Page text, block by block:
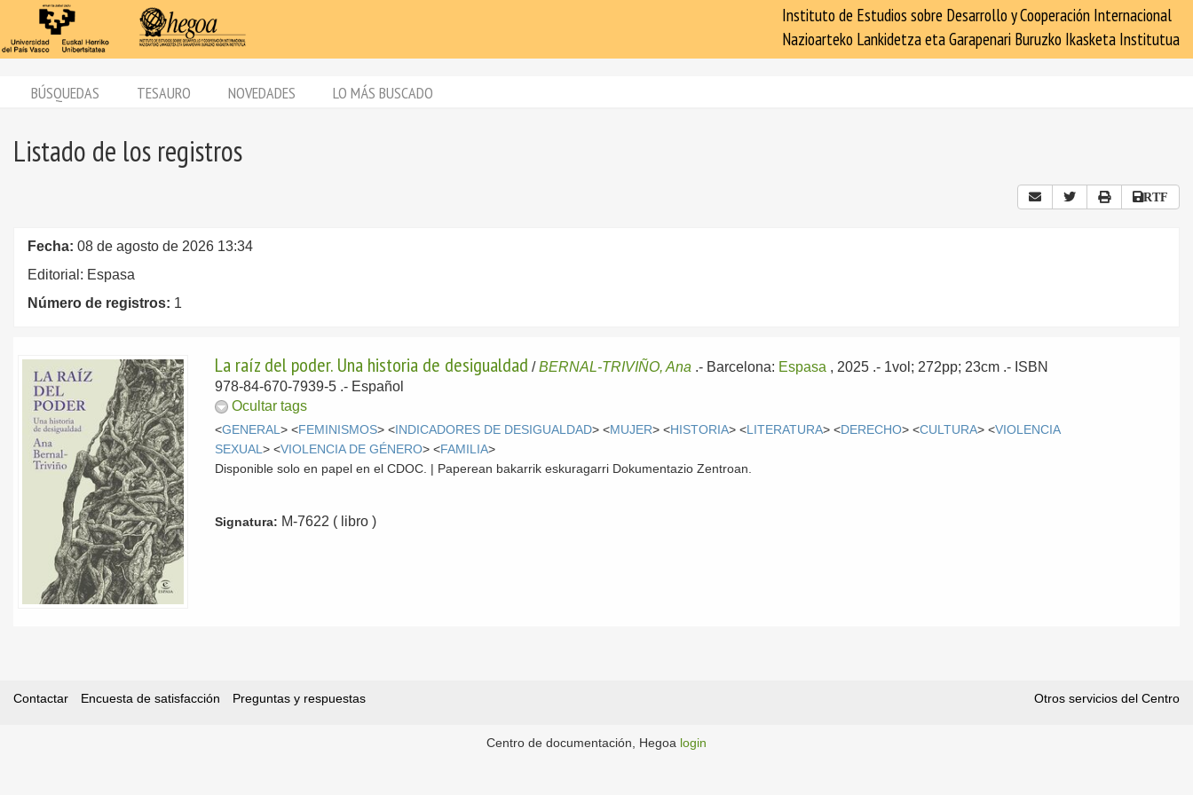
Instituto de Estudios sobre Desarrollo y Cooperación Internacional
Nazioarteko Lankidetza eta Garapenari Buruzko Ikasketa Institutua
BÚSQUEDAS TESAURO NOVEDADES LO MÁS BUSCADO
Listado de los registros
RTF
Fecha: 08 de agosto de 2026 13:34
Editorial: Espasa
Número de registros: 1
La raíz del poder. Una historia de desigualdad /BERNAL-TRIVIÑO, Ana .- Barcelona: Espasa , 2025 .- 1vol; 272pp; 23cm .- ISBN
978-84-670-7939-5 .- Español
Ocultar tags
<GENERAL> <FEMINISMOS> <INDICADORES DE DESIGUALDAD> <MUJER> <HISTORIA> <LITERATURA> <DERECHO> <CULTURA> <VIOLENCIA
SEXUAL> <VIOLENCIA DE GÉNERO> <FAMILIA>
Disponible solo en papel en el CDOC. | Paperean bakarrik eskuragarri Dokumentazio Zentroan.
Signatura: M-7622 ( libro )
Contactar Encuesta de satisfacción Preguntas y respuestas Otros servicios del Centro
Centro de documentación, Hegoa login